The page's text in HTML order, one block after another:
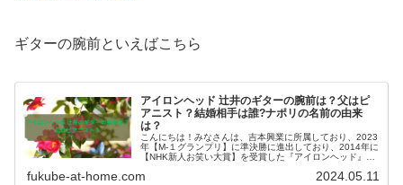
ギターの腕前といえばこちら
アイロンヘッド 辻井のギターの腕前は？父はピ
アニスト？結婚相手は誰?ナポリの名前の由来
は？
こんにちは！みなさんは、吉本興業に所属しており、2023
年【M-１グランプリ】に準決勝に進出しており、2014年に
【NHK新人お笑い大賞】を受賞した『アイロンヘッド』を
fukube-at-home.com 2024.05.11